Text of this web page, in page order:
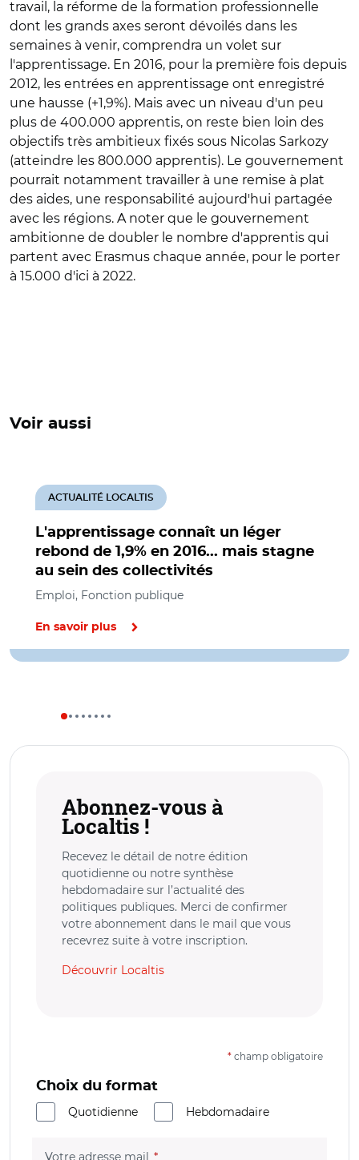
travail, la réforme de la formation professionnelle
dont les grands axes seront dévoilés dans les
semaines à venir, comprendra un volet sur
l'apprentissage. En 2016, pour la première fois depuis
2012, les entrées en apprentissage ont enregistré
une hausse (+1,9%). Mais avec un niveau d'un peu
plus de 400.000 apprentis, on reste bien loin des
objectifs très ambitieux fixés sous Nicolas Sarkozy
(atteindre les 800.000 apprentis). Le gouvernement
pourrait notamment travailler à une remise à plat
des aides, une responsabilité aujourd'hui partagée
avec les régions. A noter que le gouvernement
ambitionne de doubler le nombre d'apprentis qui
partent avec Erasmus chaque année, pour le porter
à 15.000 d'ici à 2022.
Voir aussi
L'apprentissage connaît un léger
rebond de 1,9% en 2016... mais stagne
au sein des collectivités
ACTUALITÉ LOCALTIS
Emploi, Fonction publique
En savoir plus
Abonnez-vous à
Localtis !
Recevez le détail de notre édition
quotidienne ou notre synthèse
hebdomadaire sur l’actualité des
politiques publiques. Merci de confirmer
votre abonnement dans le mail que vous
recevrez suite à votre inscription.
Découvrir Localtis
* champ obligatoire
Choix du format
Quotidienne
Hebdomadaire
Votre adresse mail (champ obligatoire)